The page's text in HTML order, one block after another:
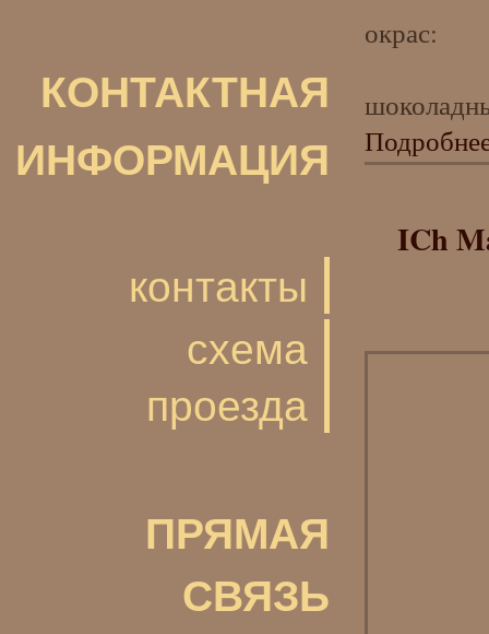
КОНТАКТНАЯ
ИНФОРМАЦИЯ
контакты
схема
проезда
ПРЯМАЯ
СВЯЗЬ
окрас:
ICh